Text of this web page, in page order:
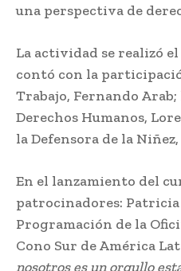
una perspectiva de
La actividad se realizó el
contó con la
Trabajo, Fernando
Derechos Humanos,
la Defensora de la
En el lanzamiento del
patrocinadores: Patricia
Programación de la
Cono Sur de América
nosotros es un orgullo